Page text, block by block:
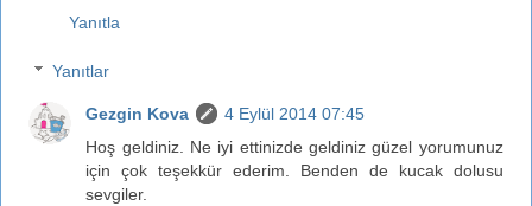
Yanıtla
Yanıtlar
Gezgin Kova
4 Eylül 2014 07:45
Hoş geldiniz. Ne iyi ettinizde geldiniz güzel yorumunuz
için çok teşekkür ederim. Benden de kucak dolusu
sevgiler.